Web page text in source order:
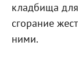
кладбища
сгорание
ними.